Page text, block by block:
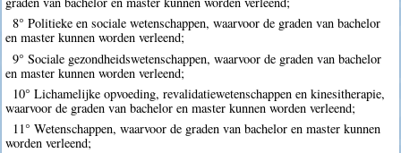
8° Politieke en sociale wetenschappen, waarvoor de graden van bachelor
en master kunnen worden verleend;
9° Sociale gezondheidswetenschappen, waarvoor de graden van bachelor
en master kunnen worden verleend;
10° Lichamelijke opvoeding, revalidatiewetenschappen en kinesitherapie,
waarvoor de graden van bachelor en master kunnen worden verleend;
11° Wetenschappen, waarvoor de graden van bachelor en master kunnen
worden verleend;